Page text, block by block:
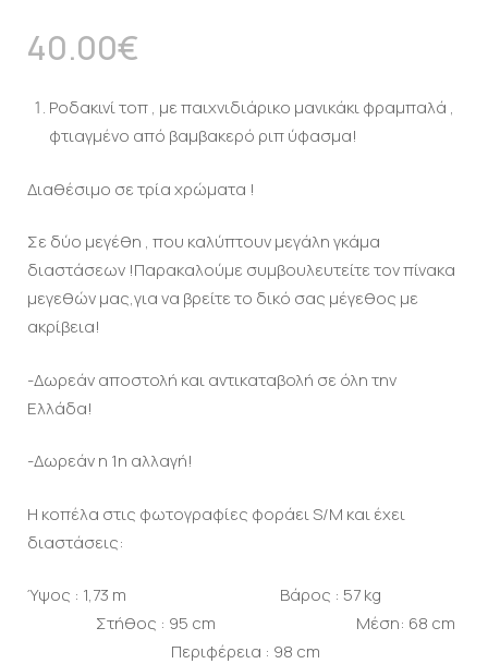
40.00€
Ροδακινί τοπ , με παιχνιδιάρικο μανικάκι φραμπαλά ,
φτιαγμένο από βαμβακερό ριπ ύφασμα!
Διαθέσιμο σε τρία χρώματα !
Σε δύο μεγέθη , που καλύπτουν μεγάλη γκάμα
διαστάσεων !Παρακαλούμε συμβουλευτείτε τον πίνακα
μεγεθών μας,για να βρείτε το δικό σας μέγεθος με
ακρίβεια!
-Δωρεάν αποστολή και αντικαταβολή σε όλη την
Ελλάδα!
-Δωρεάν η 1η αλλαγή!
Η κοπέλα στις φωτογραφίες φοράει S/M και έχει
διαστάσεις:
Ύψος : 1,73 m Βάρος : 57 kg
Στήθος : 95 cm Μέση: 68 cm
Περιφέρεια : 98 cm